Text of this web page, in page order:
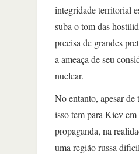
integridade territorial
suba o tom das
precisa de grandes
a ameaça de seu
nuclear.
No entanto, apesar
isso tem para Kiev em
propaganda, na
uma região russa